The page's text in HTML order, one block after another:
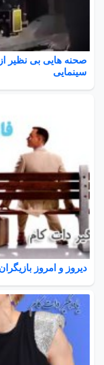
صحنه هایی بی نظیر
سینمایی
دیروز و امروز